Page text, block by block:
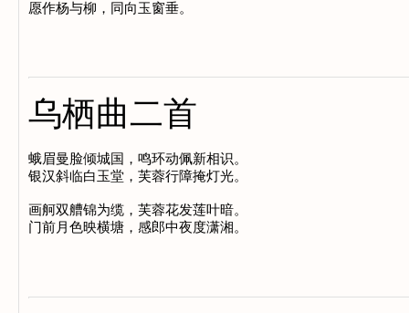
乌栖曲二首
蛾眉曼脸倾城国，鸣环动佩新相识。
银汉斜临白玉堂，芙蓉行障掩灯光。
画舸双艚锦为缆，芙蓉花发莲叶暗。